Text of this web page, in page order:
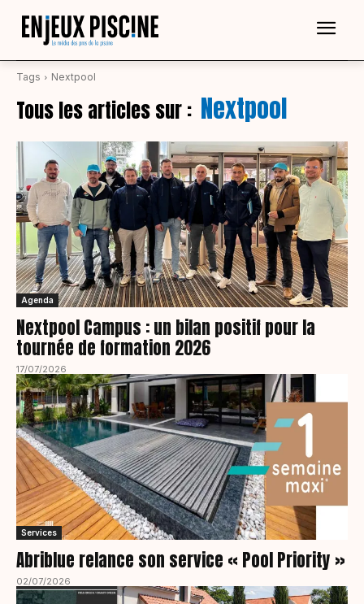
Tags Nextpool
Tous les articles sur : Nextpool
Agenda
Nextpool Campus : un bilan positif pour la
tournée de formation 2026
17/07/2026
Services
Abriblue relance son service « Pool Priority »
02/07/2026